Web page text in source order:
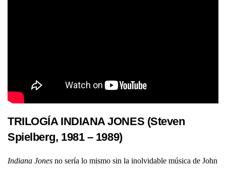
TRILOGÍA INDIANA JONES (Steven
Spielberg, 1981 – 1989)
Indiana Jones no sería lo mismo sin la inolvidable música de John